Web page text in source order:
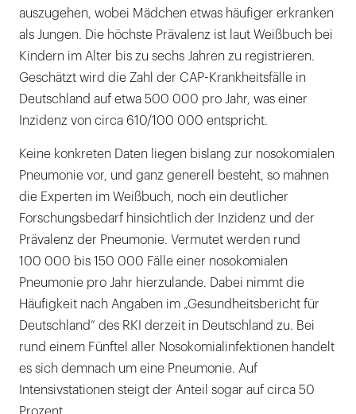
auszugehen, wobei Mädchen etwas häufiger erkranken
als Jungen. Die höchste Prävalenz ist laut Weißbuch bei
Kindern im Alter bis zu sechs Jahren zu registrieren.
Geschätzt wird die Zahl der CAP-Krankheitsfälle in
Deutschland auf etwa 500 000 pro Jahr, was einer
Inzidenz von circa 610/100 000 entspricht.
Keine konkreten Daten liegen bislang zur nosokomialen
Pneumonie vor, und ganz generell besteht, so mahnen
die Experten im Weißbuch, noch ein deutlicher
Forschungsbedarf hinsichtlich der Inzidenz und der
Prävalenz der Pneumonie. Vermutet werden rund
100 000 bis 150 000 Fälle einer nosokomialen
Pneumonie pro Jahr hierzulande. Dabei nimmt die
Häufigkeit nach Angaben im „Gesundheitsbericht für
Deutschland“ des RKI derzeit in Deutschland zu. Bei
rund einem Fünftel aller Nosokomialinfektionen handelt
es sich demnach um eine Pneumonie. Auf
Intensivstationen steigt der Anteil sogar auf circa 50